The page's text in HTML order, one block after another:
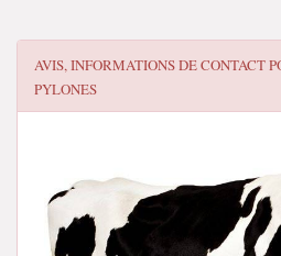
AVIS, INFORMATIONS DE CONTACT
PYLONES